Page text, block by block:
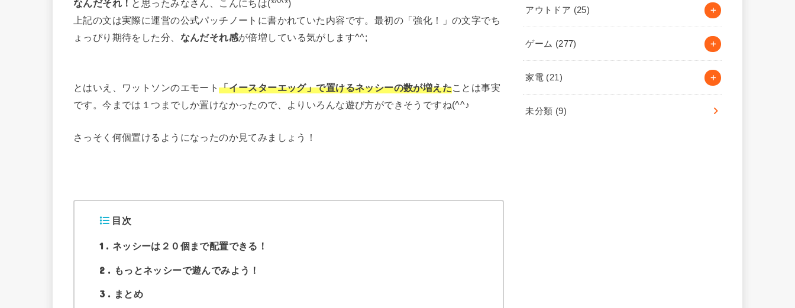
なんだそれ！ と思ったみなさん、こんにちは(*^^*)
上記の文は実際に運営の公式パッチノートに書かれていた内容です。最初の「強化！」の文字でち
ょっぴり期待をした分、 なんだそれ感が倍増している気がします^^;
とはいえ、ワットソンのエモート「イースターエッグ」で置けるネッシーの数が増えたことは事実
です。今までは１つまでしか置けなかったので、よりいろんな遊び方ができそうですね(^^♪
さっそく何個置けるようになったのか見てみましょう！
目次
1 ネッシーは２０個まで配置できる！
2 もっとネッシーで遊んでみよう！
3 まとめ
アウトドア (25)
ゲーム (277)
家電 (21)
未分類 (9)